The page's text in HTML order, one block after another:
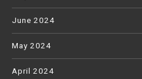
June 2024
May 2024
April 2024